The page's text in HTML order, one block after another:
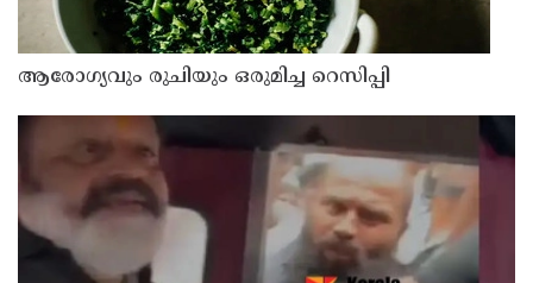
ആരോഗ്യവും രുചിയും ഒരുമിച്ച റെസിപ്പി